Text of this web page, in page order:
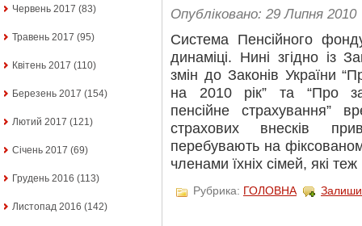
Червень 2017 (83)
Травень 2017 (95)
Квітень 2017 (110)
Березень 2017 (154)
Лютий 2017 (121)
Січень 2017 (69)
Грудень 2016 (113)
Листопад 2016 (142)
Опубліковано: 29 Липня 2010
Система Пенсійного
динаміці. Нині згідно із
змін до Законів України
на 2010 рік” та “Про
пенсійне страхування”
страхових внесків
перебувають на
членами їхніх сімей, які
Рубрика: ГОЛОВНА